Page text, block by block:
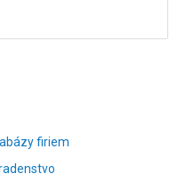
firiem